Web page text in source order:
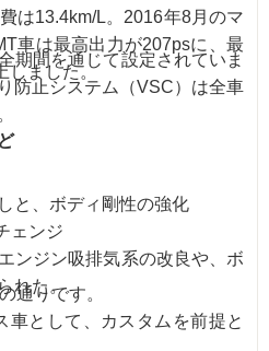
は13.4km/L。2016年8月のマ
車は最高出力が207psに、最
しました。
期間を通じて設定されていま
防止システム（VSC）は全車
と、ボディ剛性の強化
ェンジ
ンジン吸排気系の改良や、ボ
れた。
通りです。
車として、カスタムを前提と